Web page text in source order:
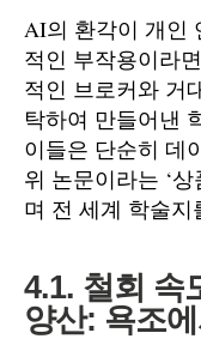
AI의 환각이 개인
적인 부작용이라
적인 브로커와 거
탁하여 만들어낸
이들은 단순히 데
위 논문이라는 ‘
며 전 세계 학술지
4.1. 철회 속
양산: 욕조